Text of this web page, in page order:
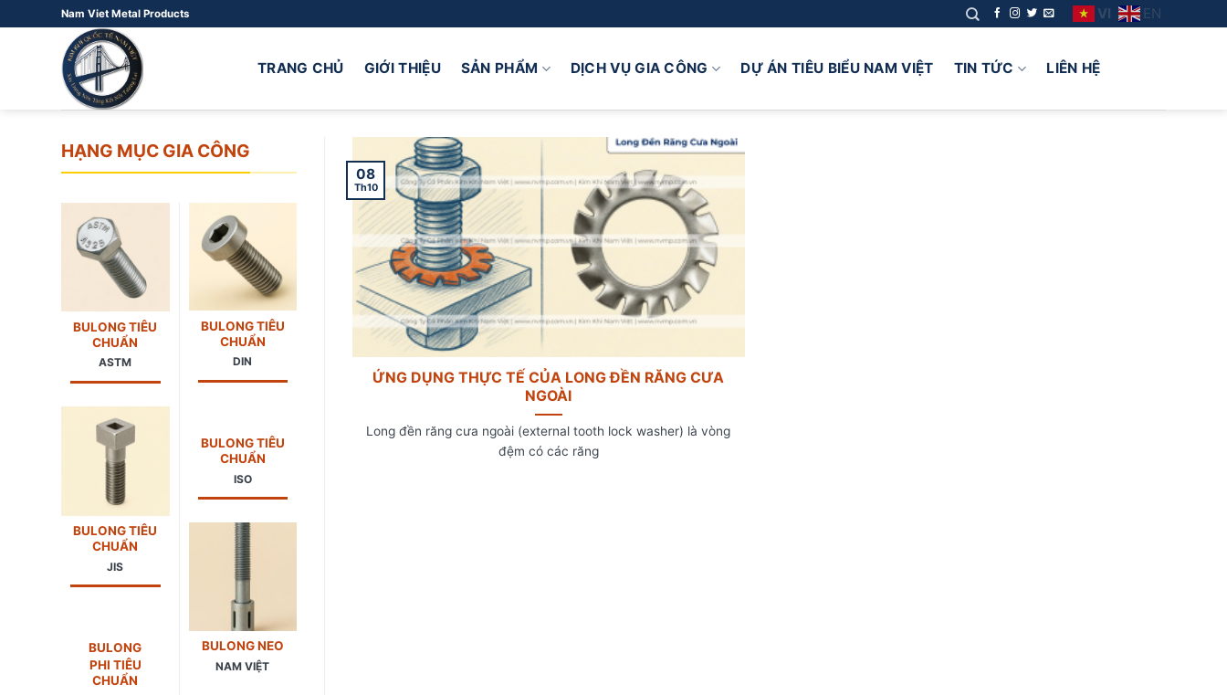
qua
Nam Viet Metal Products VI EN
TRANG CHỦ GIỚI THIỆU SẢN PHẨM DỊCH VỤ GIA CÔNG DỰ ÁN TIÊU BIỂU NAM VIỆT TIN TỨC LIÊN HỆ
HẠNG MỤC GIA CÔNG
BULONG TIÊU
CHUẨN
ASTM
BULONG TIÊU
CHUẨN
JIS
BULONG
PHI TIÊU
CHUẨN
BULONG TIÊU
CHUẨN
DIN
BULONG TIÊU
CHUẨN
ISO
BULONG NEO
NAM VIỆT
ỨNG DỤNG THỰC TẾ CỦA LONG ĐỀN RĂNG CƯA
NGOÀI
Long đền răng cưa ngoài (external tooth lock washer) là vòng
đệm có các răng
08
Th10